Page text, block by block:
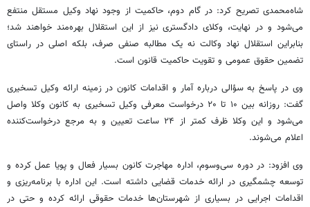
شاه‌محمدی تصریح کرد: در گام دوم، حاکمیت از وجود نهاد وکیل مستقل منتفع
می‌شود و در نهایت، وکلای دادگستری نیز از این استقلال بهره‌مند خواهند شد؛
بنابراین استقلال نهاد وکالت نه یک مطالبه صنفی صرف، بلکه اصلی در راستای
تضمین حقوق عمومی و تقویت حاکمیت قانون است.
وی در پاسخ به سؤالی درباره آمار و اقدامات کانون در زمینه ارائه وکیل تسخیری
گفت: روزانه بین ۱۰ تا ۲۰ درخواست معرفی وکیل تسخیری به کانون وکلا واصل
می‌شود و این وکلا ظرف کمتر از ۲۴ ساعت تعیین و به مرجع درخواست‌کننده
اعلام می‌شوند.
وی افزود: در دوره سی‌وسوم، اداره مهاجرت کانون بسیار فعال و پویا عمل کرده و
توسعه چشمگیری در ارائه خدمات قضایی داشته است. این اداره با برنامه‌ریزی و
اقدامات اجرایی در بسیاری از شهرستان‌ها خدمات حقوقی ارائه کرده و حتی در